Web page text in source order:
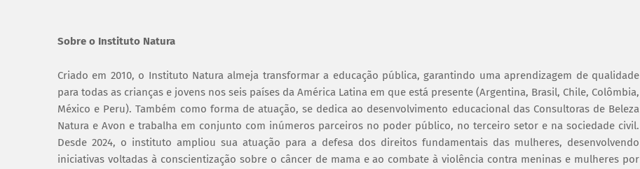
Sobre o Instituto Natura
Criado em 2010, o Instituto Natura almeja transformar a educação pública, garantindo uma aprendizagem de qualidade
para todas as crianças e jovens nos seis países da América Latina em que está presente (Argentina, Brasil, Chile, Colômbia,
México e Peru). Também como forma de atuação, se dedica ao desenvolvimento educacional das Consultoras de Beleza
Natura e Avon e trabalha em conjunto com inúmeros parceiros no poder público, no terceiro setor e na sociedade civil.
Desde 2024, o instituto ampliou sua atuação para a defesa dos direitos fundamentais das mulheres, desenvolvendo
iniciativas voltadas à conscientização sobre o câncer de mama e ao combate à violência contra meninas e mulheres por